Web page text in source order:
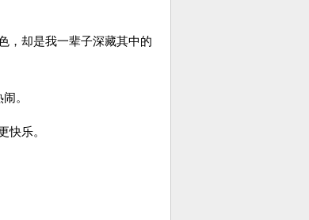
却是我一辈子深藏其中的
。
乐。